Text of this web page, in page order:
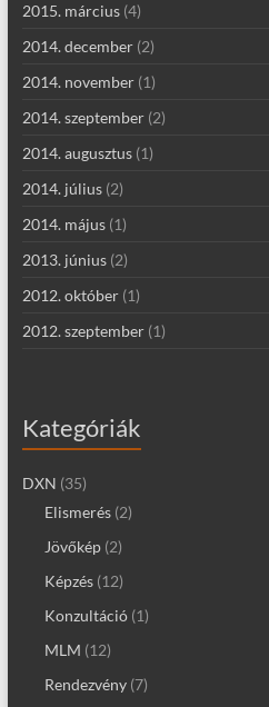
2015. március(4)
2014. december(2)
2014. november(1)
2014. szeptember(2)
2014. augusztus(1)
2014. július(2)
2014. május(1)
2013. június(2)
2012. október(1)
2012. szeptember(1)
Kategóriák
DXN (35)
Elismerés(2)
Jövőkép(2)
Képzés(12)
Konzultáció(1)
MLM (12)
Rendezvény(7)